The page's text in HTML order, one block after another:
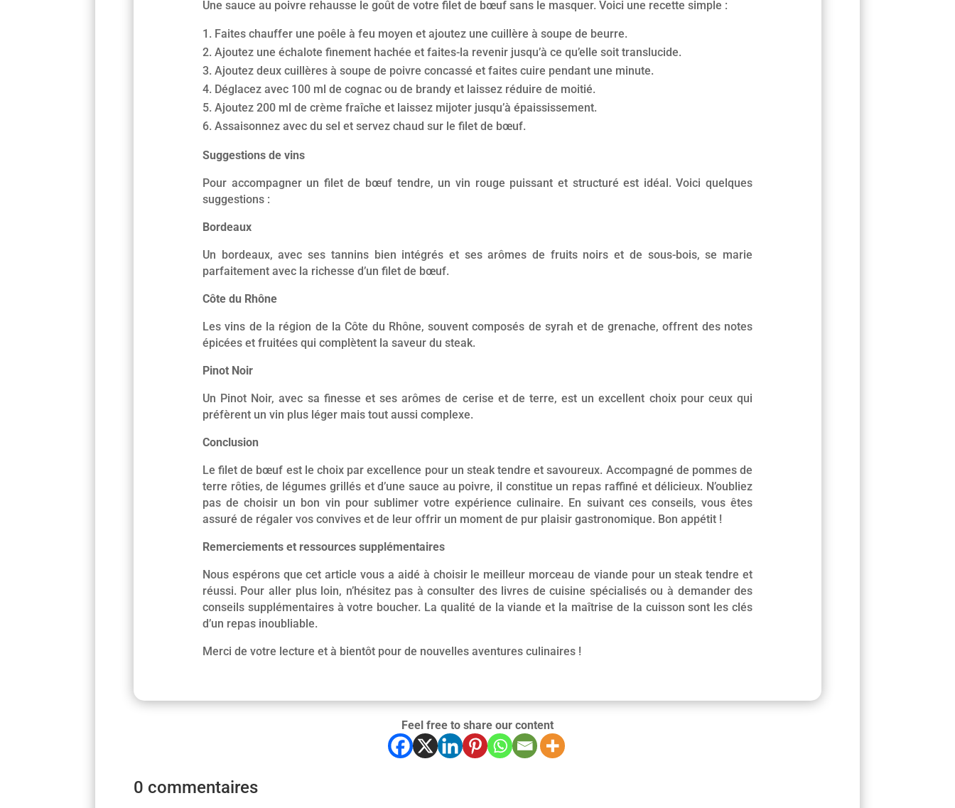
Une sauce au poivre rehausse le goût de votre filet de bœuf sans le masquer. Voici une recette simple :
Faites chauffer une poêle à feu moyen et ajoutez une cuillère à soupe de beurre.
Ajoutez une échalote finement hachée et faites-la revenir jusqu’à ce qu’elle soit translucide.
Ajoutez deux cuillères à soupe de poivre concassé et faites cuire pendant une minute.
Déglacez avec 100 ml de cognac ou de brandy et laissez réduire de moitié.
Ajoutez 200 ml de crème fraîche et laissez mijoter jusqu’à épaississement.
Assaisonnez avec du sel et servez chaud sur le filet de bœuf.
Suggestions de vins
Pour accompagner un filet de bœuf tendre, un vin rouge puissant et structuré est idéal. Voici quelques
suggestions :
Bordeaux
Un bordeaux, avec ses tannins bien intégrés et ses arômes de fruits noirs et de sous-bois, se marie
parfaitement avec la richesse d’un filet de bœuf.
Côte du Rhône
Les vins de la région de la Côte du Rhône, souvent composés de syrah et de grenache, offrent des notes
épicées et fruitées qui complètent la saveur du steak.
Pinot Noir
Un Pinot Noir, avec sa finesse et ses arômes de cerise et de terre, est un excellent choix pour ceux qui
préfèrent un vin plus léger mais tout aussi complexe.
Conclusion
Le filet de bœuf est le choix par excellence pour un steak tendre et savoureux. Accompagné de pommes de
terre rôties, de légumes grillés et d’une sauce au poivre, il constitue un repas raffiné et délicieux. N’oubliez
pas de choisir un bon vin pour sublimer votre expérience culinaire. En suivant ces conseils, vous êtes
assuré de régaler vos convives et de leur offrir un moment de pur plaisir gastronomique. Bon appétit !
Remerciements et ressources supplémentaires
Nous espérons que cet article vous a aidé à choisir le meilleur morceau de viande pour un steak tendre et
réussi. Pour aller plus loin, n’hésitez pas à consulter des livres de cuisine spécialisés ou à demander des
conseils supplémentaires à votre boucher. La qualité de la viande et la maîtrise de la cuisson sont les clés
d’un repas inoubliable.
Merci de votre lecture et à bientôt pour de nouvelles aventures culinaires !
Feel free to share our content
0 commentaires